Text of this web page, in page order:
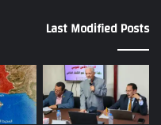
Last Modified Posts